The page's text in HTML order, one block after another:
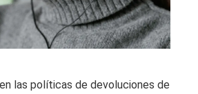
las políticas de devoluciones de